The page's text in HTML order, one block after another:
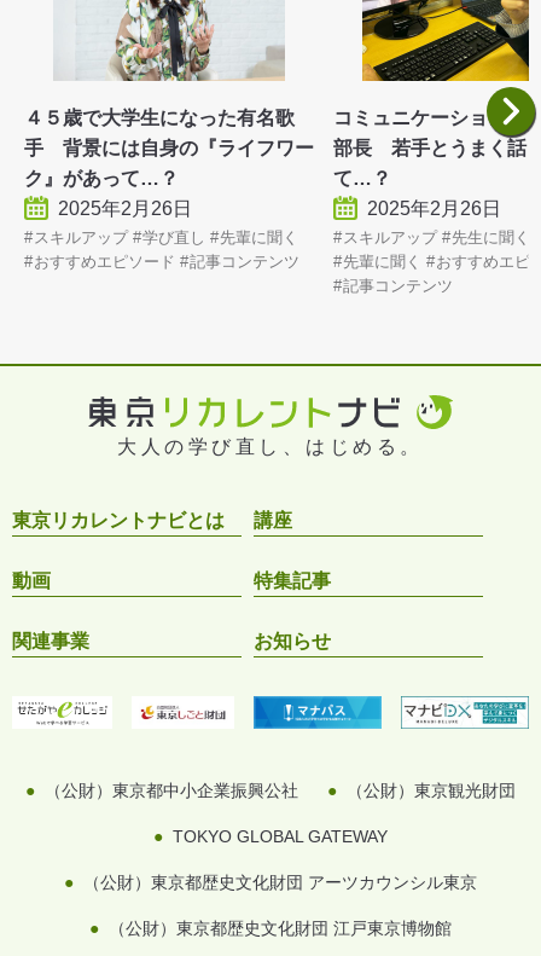
４５歳で大学生になった有名歌
手 背景には自身の『ライフワー
ク』があって…？
2025年2月26日
スキルアップ 学び直し
先輩に聞く
おすすめエピソード
記事コンテンツ
コミュニケーションに
部長 若手とうまく話
て…？
2025年2月26日
スキルアップ
先生に聞く
先輩に聞く
おすすめエピ
記事コンテンツ
大人の学び直し、はじめる。
東京リカレントナビとは 講座
動画 特集記事
関連事業 お知らせ
（公財）東京都中小企業振興公社 （公財）東京観光財団
TOKYO GLOBAL GATEWAY
（公財）東京都歴史文化財団 アーツカウンシル東京
（公財）東京都歴史文化財団 江戸東京博物館